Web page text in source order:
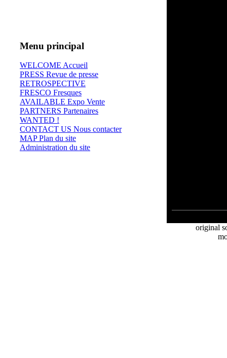
Menu principal
WELCOME Accueil
PRESS Revue de presse
RETROSPECTIVE
FRESCO Fresques
AVAILABLE Expo Vente
PARTNERS Partenaires
WANTED !
CONTACT US Nous contacter
MAP Plan du site
Administration du site
original